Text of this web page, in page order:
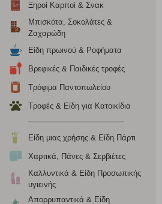
Ξηροί Καρποί & Σνακ
Μπισκότα, Σοκολάτες &
Ζαχαρώδη
Είδη πρωινού & Ροφήματα
Βρεφικές & Παιδικές τροφές
Τρόφιμα Παντοπωλείου
Τροφές & Είδη για Κατοικίδια
Είδη μιας χρήσης & Είδη Πάρτι
Χαρτικά, Πάνες & Σερβιέτες
Καλλυντικά & Είδη Προσωπικής
υγιεινής
Απορρυπαντικά & Είδη
Η συγκεκριμένη κατηγορία
να γνωρίζουμε ποιες
τα cookies είναι
Απολύτως
Η συγκεκριμένη κατηγορία
αποκλείει ή να σας